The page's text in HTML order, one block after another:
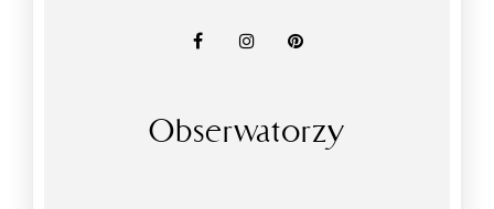
Obserwatorzy